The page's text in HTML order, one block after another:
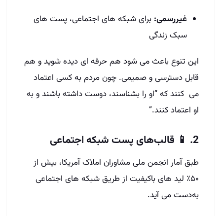
غیررسمی: برای شبکه‌ های اجتماعی، پست‌ های
سبک زندگی
این تنوع باعث می‌ شود هم حرفه‌ ای دیده شوید و هم
قابل‌ دسترسی و صمیمی. چون مردم به کسی اعتماد
می‌ کنند که “او را بشناسند، دوست داشته باشند و به
او اعتماد کنند.”
2. 📱 قالب‌های پست شبکه اجتماعی
طبق آمار انجمن ملی مشاوران املاک آمریکا، بیش از
۵۰٪ لید های باکیفیت از طریق شبکه‌ های اجتماعی
به‌دست می‌ آید.